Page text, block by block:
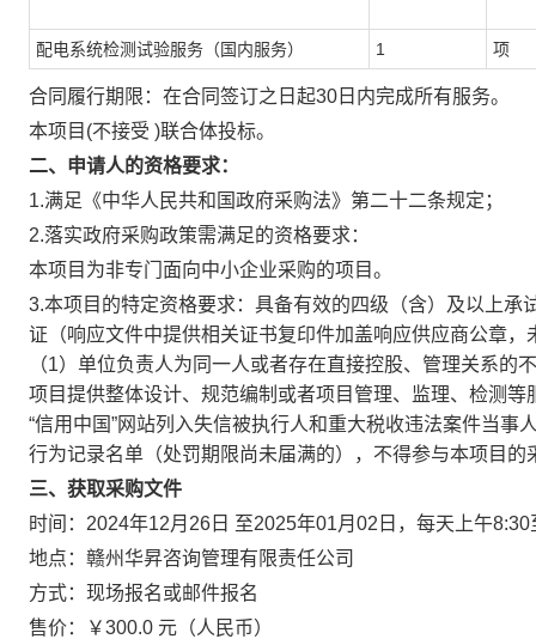
配电系统检测试验服务（国内服务） 1 项
合同履行期限：在合同签订之日起30日内完成所有服务。
本项目(不接受 )联合体投标。
二、申请人的资格要求：
1.满足《中华人民共和国政府采购法》第二十二条规定；
2.落实政府采购政策需满足的资格要求：
本项目为非专门面向中小企业采购的项目。
3.本项目的特定资格要求：具备有效的四级（含）及以上
证（响应文件中提供相关证书复印件加盖响应供应商公章
（1）单位负责人为同一人或者存在直接控股、管理关系
项目提供整体设计、规范编制或者项目管理、监理、检测
“信用中国”网站列入失信被执行人和重大税收违法案件当事
行为记录名单（处罚期限尚未届满的），不得参与本项目的
三、获取采购文件
时间：2024年12月26日 至2025年01月02日，每天上午
地点：赣州华昇咨询管理有限责任公司
方式：现场报名或邮件报名
售价：￥300.0 元（人民币）